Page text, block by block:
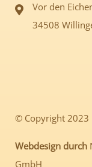
Vor den
34508
© Copyright 2023
Webdesign durch
GmbH